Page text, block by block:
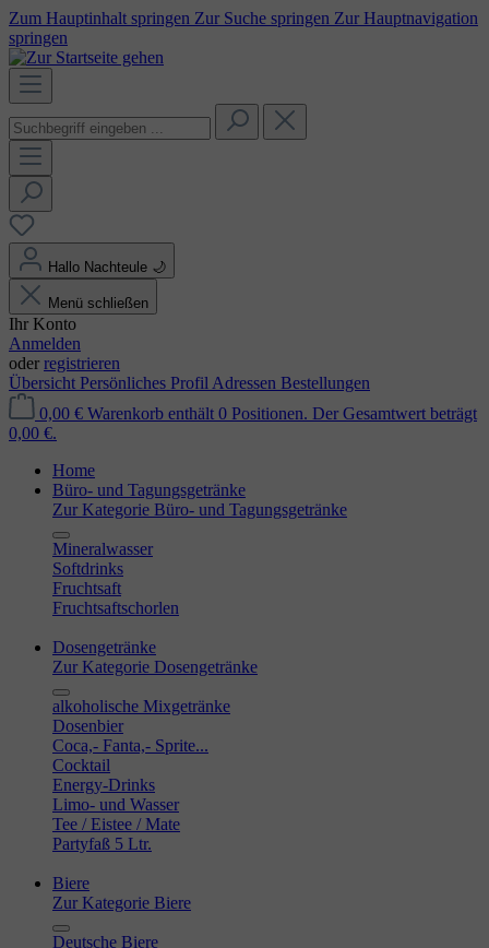
Zum Hauptinhalt springen Zur Suche springen Zur Hauptnavigation
springen
Hallo Nachteule 🌙
Menü schließen
Ihr Konto
Anmelden
oder registrieren
Übersicht Persönliches Profil Adressen Bestellungen
0,00 € Warenkorb enthält 0 Positionen. Der Gesamtwert beträgt
0,00 €.
Home
Büro- und Tagungsgetränke
Zur Kategorie Büro- und Tagungsgetränke
Mineralwasser
Softdrinks
Fruchtsaft
Fruchtsaftschorlen
Dosengetränke
Zur Kategorie Dosengetränke
alkoholische Mixgetränke
Dosenbier
Coca,- Fanta,- Sprite...
Cocktail
Energy-Drinks
Limo- und Wasser
Tee / Eistee / Mate
Partyfaß 5 Ltr.
Biere
Zur Kategorie Biere
Deutsche Biere